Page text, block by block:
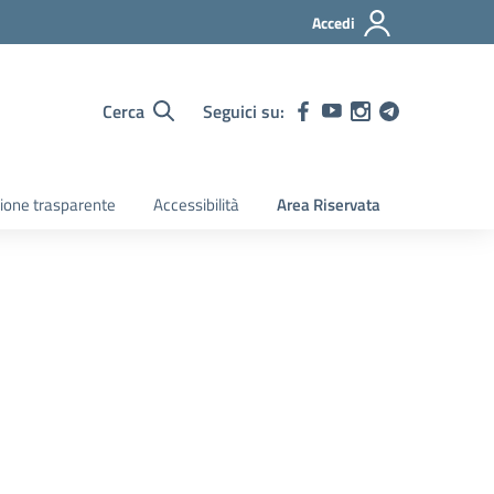
Accedi
Cerca Seguici su:
trasparente Accessibilità Area Riservata